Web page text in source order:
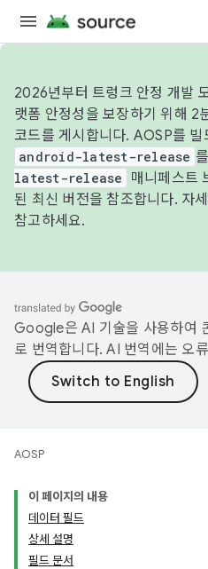
2026년부터 트렁크 안정 개발
랫폼 안정성을 보장하기 위해 2
코드를 게시합니다. AOSP를 빌
android-latest-release
latest-release
매니페스트
된 최신 버전을 참조합니다. 자
참고하세요.
Google은 AI 기술을 사용하여
로 번역합니다. AI 번역에는 오
AOSP
이 페이지의 내용
데이터 필드
상세 설명
필드 문서